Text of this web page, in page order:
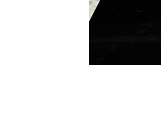
PARCOメンバーズ
ภาษาไทย